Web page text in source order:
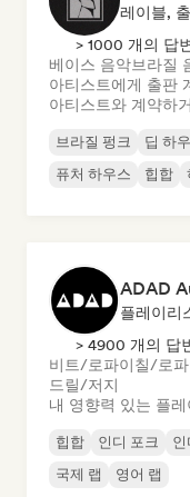
레이블,
> 1000 개의 답
베이스 음악브라질
아티스트에게 출판
아티스트와 계약하
브라질 펑크 딥 하
퓨처 하우스
힙합
ADAD
플레이리
> 4900 개의 답
비트/로파이칠/로
드릴/저지
내 영향력 있는 플
힙합 인디 포크 인
국제 랩
영어 랩